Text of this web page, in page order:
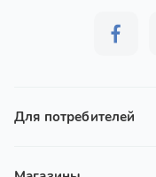
Для потребителей